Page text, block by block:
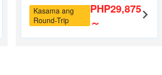
Kasama ang
Round-Trip
PHP29,875
～